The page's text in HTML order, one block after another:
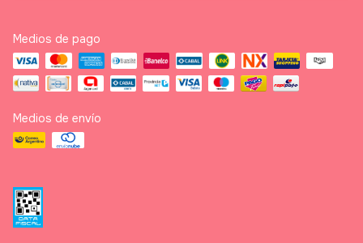
Medios de pago
Medios de envío